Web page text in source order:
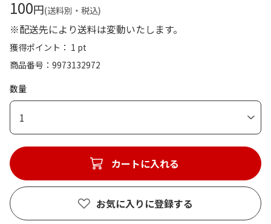
100円(送料別・税込)
※配送先により送料は変動いたします。
獲得ポイント： 1 pt
商品番号
9973132972
数量
1
カートに入れる
お気に入りに登録する